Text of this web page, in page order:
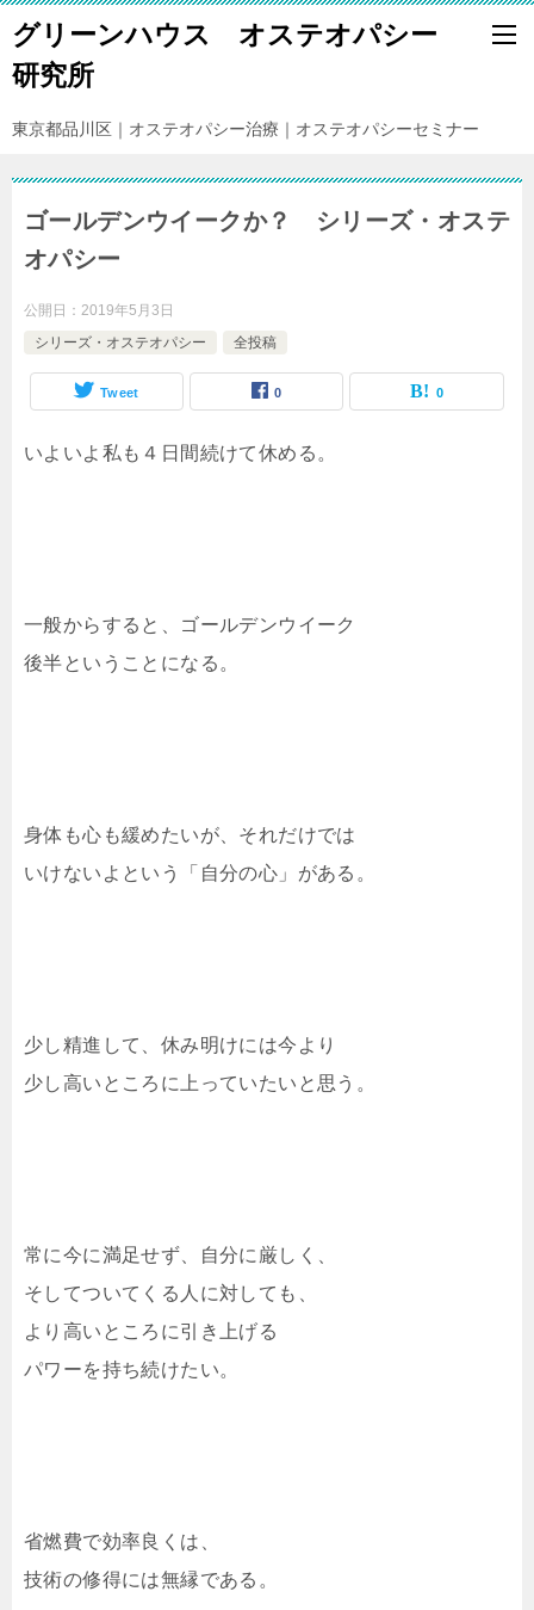
グリーンハウス オステオパシー
研究所
東京都品川区｜オステオパシー治療｜オステオパシーセミナー
ゴールデンウイークか？ シリーズ・オステ
オパシー
公開日： 2019年5月3日
シリーズ・オステオパシー
全投稿
Tweet 0 0
いよいよ私も４日間続けて休める。
一般からすると、ゴールデンウイーク
後半ということになる。
身体も心も緩めたいが、それだけでは
いけないよという「自分の心」がある。
少し精進して、休み明けには今より
少し高いところに上っていたいと思う。
常に今に満足せず、自分に厳しく、
そしてついてくる人に対しても、
より高いところに引き上げる
パワーを持ち続けたい。
省燃費で効率良くは、
技術の修得には無縁である。